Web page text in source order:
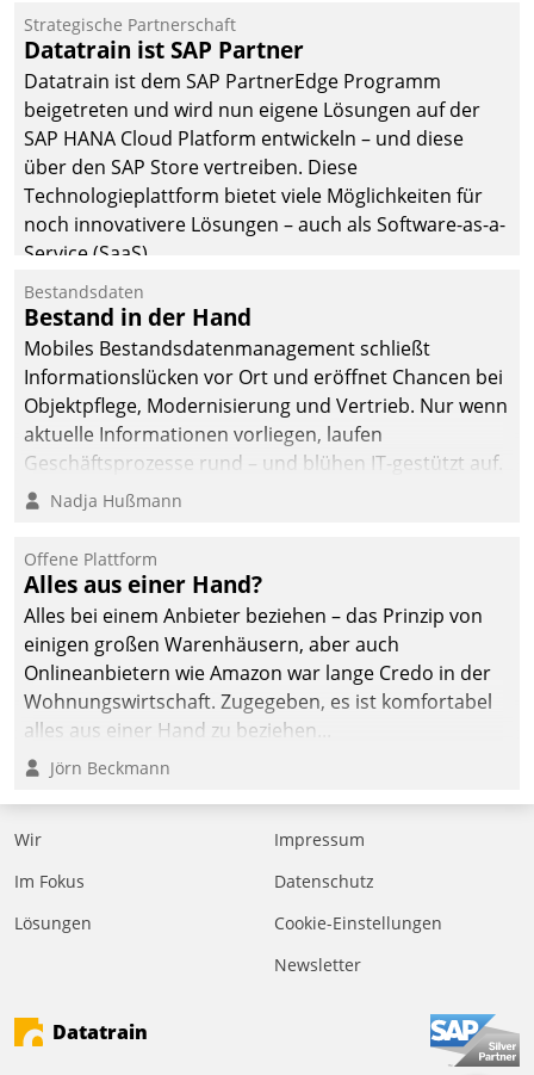
Einsparungen durch optimierte und automatisierte
Prozesse. Doch man darf nicht zu viel erwarten: Allein
mit der Einführung einer neuen Software ist es nicht
getan. Die Digitalisierung erfordert von Unternehmen
die Bereitschaft, sich zu überprüfen, zu hinterfragen
und zu verändern.
Strategische Partnerschaft
Datatrain ist SAP Partner
Datatrain ist dem SAP PartnerEdge Programm
beigetreten und wird nun eigene Lösungen auf der
SAP HANA Cloud Platform entwickeln – und diese
über den SAP Store vertreiben. Diese
Technologieplattform bietet viele Möglichkeiten für
noch innovativere Lösungen – auch als Software-as-a-
Service (SaaS).
Bestandsdaten
Bestand in der Hand
Mobiles Bestandsdatenmanagement schließt
Informationslücken vor Ort und eröffnet Chancen bei
Objektpflege, Modernisierung und Vertrieb. Nur wenn
aktuelle Informationen vorliegen, laufen
Geschäftsprozesse rund – und blühen IT-gestützt auf.
Nadja Hußmann
Offene Plattform
Alles aus einer Hand?
Alles bei einem Anbieter beziehen – das Prinzip von
einigen großen Warenhäusern, aber auch
Onlineanbietern wie Amazon war lange Credo in der
Wohnungswirtschaft. Zugegeben, es ist komfortabel
alles aus einer Hand zu beziehen...
Jörn Beckmann
Wir
Im Fokus
Lösungen
Impressum
Datenschutz
Cookie-Einstellungen
Newsletter
Datatrain